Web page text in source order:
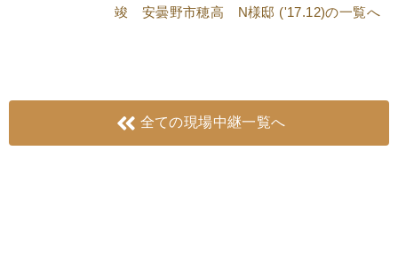
竣 安曇野市穂高 N様邸 ('17.12)の一覧へ
全ての現場中継一覧へ